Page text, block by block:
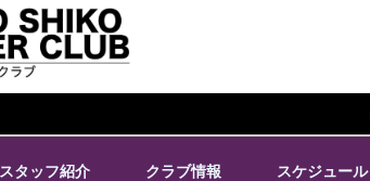
スタッフ紹介 クラブ情報 スケジュール